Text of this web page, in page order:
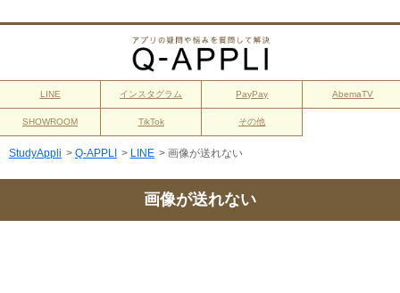
LINE インスタグラム PayPay AbemaTV
SHOWROOM TikTok その他
StudyAppli > Q-APPLI > LINE > 画像が送れない
画像が送れない